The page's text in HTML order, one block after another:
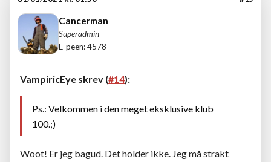
Cancerman
Superadmin
E-peen: 4578
VampiricEye skrev (#14):
Ps.: Velkommen i den meget eksklusive klub
100.;)
Woot! Er jeg bagud. Det holder ikke. Jeg må strakt